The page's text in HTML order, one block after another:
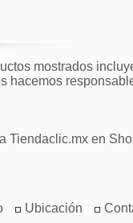
mostrados
hacemos
Ubicación